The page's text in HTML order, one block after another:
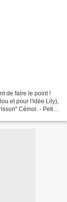
de faire le point !
et pour l'idée Lily),
Cémoi. - Petit